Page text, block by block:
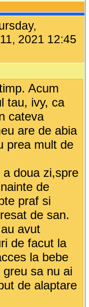
2021 12:45
Acum
tau, ivy, ca
cateva
are de abia
prea mult de
doua zi,spre
de
praf si
de san.
avut
de facut la
la bebe
sa nu ai
de alaptare